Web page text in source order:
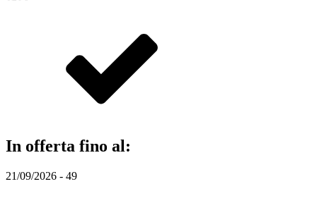
In offerta fino al:
21/09/2026 - 49